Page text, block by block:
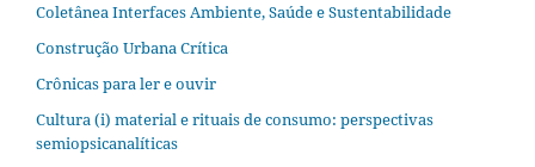
Coletânea Interfaces Ambiente, Saúde e Sustentabilidade
Construção Urbana Crítica
Crônicas para ler e ouvir
Cultura (i) material e rituais de consumo: perspectivas
semiopsicanalíticas